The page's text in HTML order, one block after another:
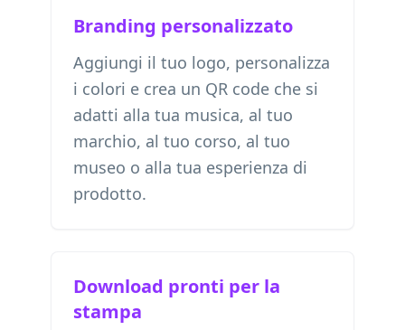
Branding personalizzato
Aggiungi il tuo logo, personalizza
i colori e crea un QR code che si
adatti alla tua musica, al tuo
marchio, al tuo corso, al tuo
museo o alla tua esperienza di
prodotto.
Download pronti per la
stampa